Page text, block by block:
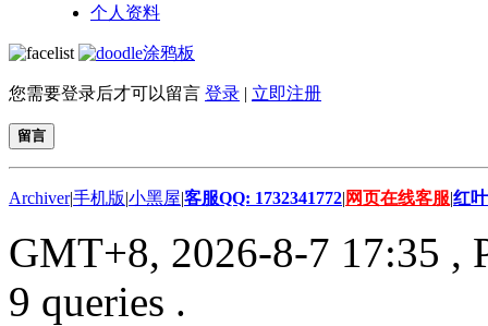
个人资料
涂鸦板
您需要登录后才可以留言 登录 | 立即注册
留言
Archiver|手机版|小黑屋|客服QQ: 1732341772| 网页在线客服|红
GMT+8, 2026-8-7 17:35 ,
9 queries .